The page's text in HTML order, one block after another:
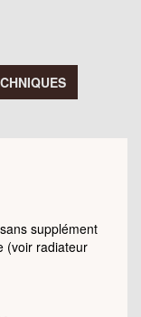
supplément
(voir radiateur